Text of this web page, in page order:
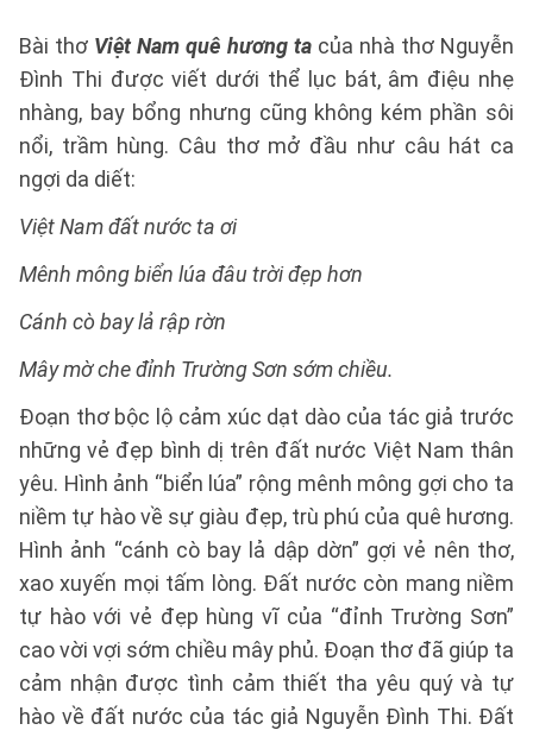
Bài thơ Việt Nam quê hương tacủa nhà thơ Nguyễn
Đình Thi được viết dưới thể lục bát, âm điệu nhẹ
nhàng, bay bổng nhưng cũng không kém phần sôi
nổi, trầm hùng. Câu thơ mở đầu như câu hát ca
ngợi da diết:
Việt Nam đất nước ta ơi
Mênh mông biển lúa đâu trời đẹp hơn
Cánh cò bay lả rập rờn
Mây mờ che đỉnh Trường Sơn sớm chiều.
Đoạn thơ bộc lộ cảm xúc dạt dào của tác giả trước
những vẻ đẹp bình dị trên đất nước Việt Nam thân
yêu. Hình ảnh “biển lúa” rộng mênh mông gợi cho ta
niềm tự hào về sự giàu đẹp, trù phú của quê hương.
Hình ảnh “cánh cò bay lả dập dờn” gợi vẻ nên thơ,
xao xuyến mọi tấm lòng. Đất nước còn mang niềm
tự hào với vẻ đẹp hùng vĩ của “đỉnh Trường Sơn”
cao vời vợi sớm chiều mây phủ. Đoạn thơ đã giúp ta
cảm nhận được tình cảm thiết tha yêu quý và tự
hào về đất nước của tác giả Nguyễn Đình Thi. Đất